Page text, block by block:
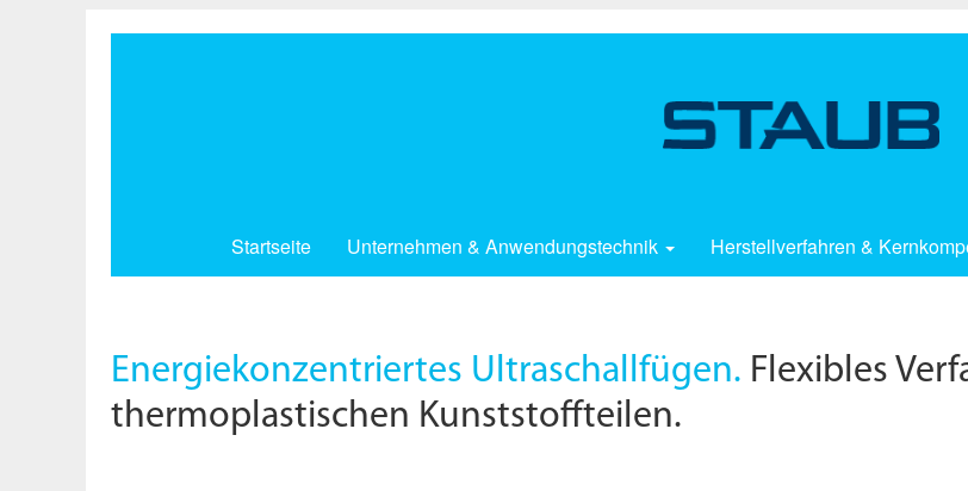
Startseite Unternehmen & Anwendungstechnik Herstellverfahren &
Energiekonzentriertes Ultraschallfügen. Flexibles
thermoplastischen Kunststoffteilen.